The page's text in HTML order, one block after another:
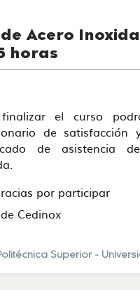
Acero
horas
el curso
de satisfacción
de asistencia
por participar
Cedinox
Superior -